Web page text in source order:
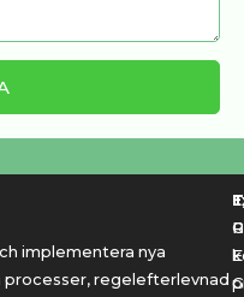
implementera nya
regelefterlevnad